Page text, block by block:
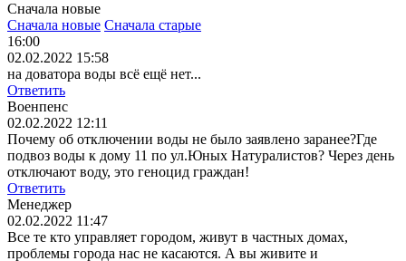
Сначала новые
Сначала новые Сначала старые
16:00
02.02.2022 15:58
на доватора воды всё ещё нет...
Ответить
Военпенс
02.02.2022 12:11
Почему об отключении воды не было заявлено заранее?Где
подвоз воды к дому 11 по ул.Юных Натуралистов? Через день
отключают воду, это геноцид граждан!
Ответить
Менеджер
02.02.2022 11:47
Все те кто управляет городом, живут в частных домах,
проблемы города нас не касаются. А вы живите и